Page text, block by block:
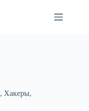
, Хакеры,